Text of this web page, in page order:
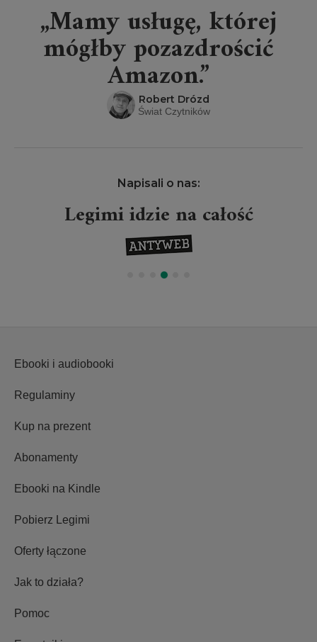
„Mamy usługę, której
mógłby pozazdrościć
Amazon.”
Robert Drózd
Świat Czytników
Napisali o nas:
Legimi idzie na całość
Ebooki i audiobooki
Regulaminy
Kup na prezent
Abonamenty
Ebooki na Kindle
Pobierz Legimi
Oferty łączone
Jak to działa?
Pomoc